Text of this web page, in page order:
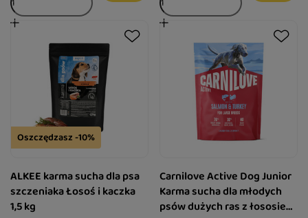
Oszczędzasz -10%
ALKEE karma sucha dla psa
szczeniaka Łosoś i kaczka
1,5 kg
Carnilove Active Dog Junior
Karma sucha dla młodych
psów dużych ras z łososiem